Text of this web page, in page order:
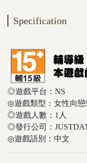
Specification
◎遊戲平台：NS
◎遊戲類型：女性向戀
◎遊戲人數：1人
◎發行公司：
◎遊戲語別：中文